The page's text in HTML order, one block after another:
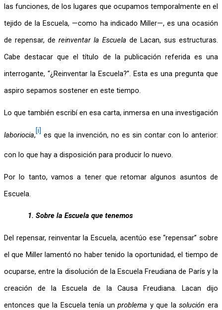
las funciones, de los lugares que ocupamos temporalmente en el
tejido de la Escuela, —como ha indicado Miller—, es una ocasión
de repensar, de reinventar la Escuela de Lacan, sus estructuras.
Cabe destacar que el título de la publicación referida es una
interrogante, “¿Reinventar la Escuela?”. Esta es una pregunta que
aspiro sepamos sostener en este tiempo.
laboriocia,[i] es que la invención, no es sin contar con lo anterior:
con lo que hay a disposición para producir lo nuevo.
Por lo tanto, vamos a tener que retomar algunos asuntos de
Escuela.
1. Sobre la Escuela que tenemos
Del repensar, reinventar la Escuela, acentúo ese “repensar” sobre
el que Miller lamentó no haber tenido la oportunidad, el tiempo de
ocuparse, entre la disolución de la Escuela Freudiana de París y la
creación de la Escuela de la Causa Freudiana. Lacan dijo
entonces que la Escuela tenía un problema y que la solución era